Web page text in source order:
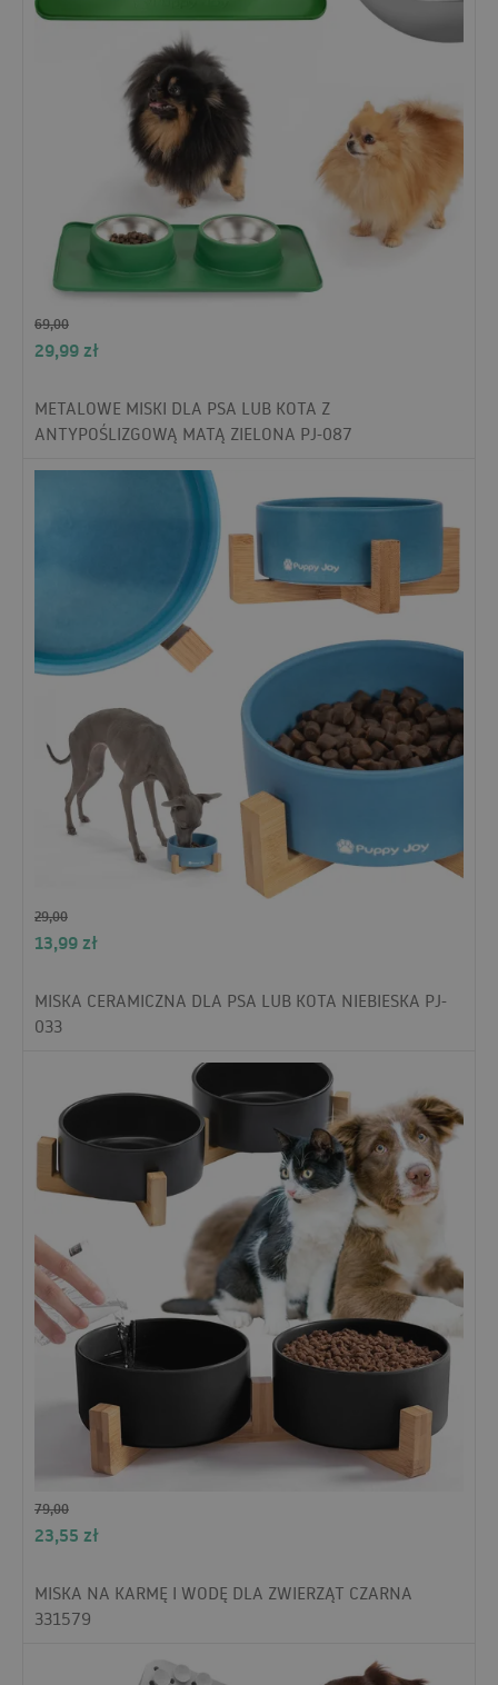
69,00
29,99zł
METALOWE MISKI DLA PSA LUB KOTA Z
ANTYPOŚLIZGOWĄ MATĄ ZIELONA PJ-087
29,00
13,99zł
MISKA CERAMICZNA DLA PSA LUB KOTA NIEBIESKA PJ-
033
79,00
23,55 zł
MISKA NA KARMĘ I WODĘ DLA ZWIERZĄT CZARNA
331579